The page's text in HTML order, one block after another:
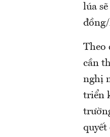
lúa
Theo
cần
nghị
triển
quyết